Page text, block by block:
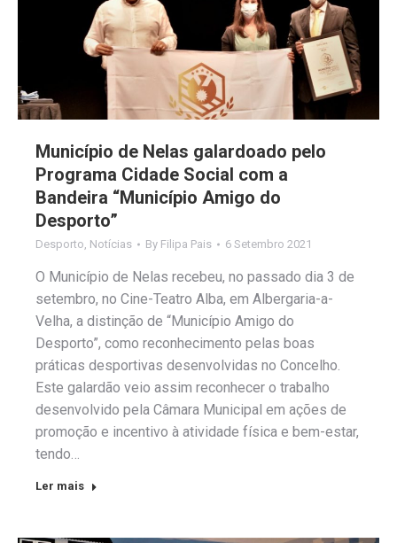
Município de Nelas galardoado pelo
Programa Cidade Social com a
Bandeira “Município Amigo do
Desporto”
Desporto, Notícias By Filipa Pais 6 Setembro 2021
O Município de Nelas recebeu, no passado dia 3 de
setembro, no Cine-Teatro Alba, em Albergaria-a-
Velha, a distinção de “Município Amigo do
Desporto”, como reconhecimento pelas boas
práticas desportivas desenvolvidas no Concelho.
Este galardão veio assim reconhecer o trabalho
desenvolvido pela Câmara Municipal em ações de
promoção e incentivo à atividade física e bem-estar,
tendo…
Ler mais